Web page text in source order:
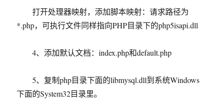
打开处理器映射，添加脚本映射：请求路径为
*.php，可执行文件同样指向PHP目录下的php5isapi.dll
4、添加默认文档：index.php和default.php
5、复制php目录下面的libmysql.dll到系统Windows
下面的System32目录里。